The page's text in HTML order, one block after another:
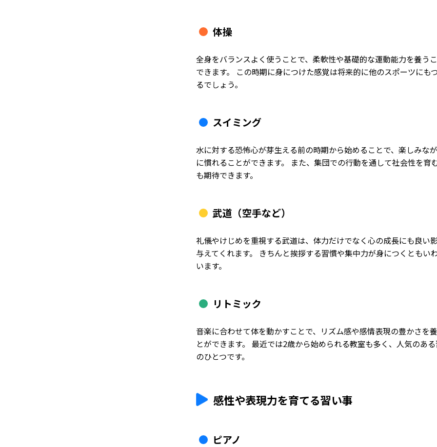
体操
全身をバランスよく使うことで、柔軟性や基礎的な運動能力を養う
できます。 この時期に身につけた感覚は将来的に他のスポーツにも
るでしょう。
スイミング
水に対する恐怖心が芽生える前の時期から始めることで、楽しみな
に慣れることができます。 また、集団での行動を通して社会性を育
も期待できます。
武道（空手など）
礼儀やけじめを重視する武道は、体力だけでなく心の成長にも良い
与えてくれます。 きちんと挨拶する習慣や集中力が身につくともい
います。
リトミック
音楽に合わせて体を動かすことで、リズム感や感情表現の豊かさを
とができます。 最近では2歳から始められる教室も多く、人気のあ
のひとつです。
感性や表現力を育てる習い事
ピアノ